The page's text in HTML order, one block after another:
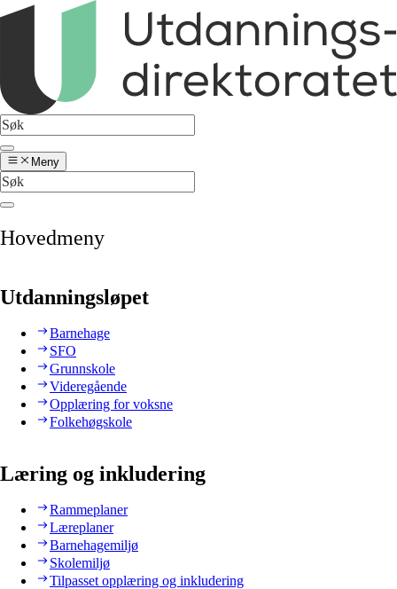
Meny
Hovedmeny
Utdanningsløpet
Barnehage
SFO
Grunnskole
Videregående
Opplæring for voksne
Folkehøgskole
Læring og inkludering
Rammeplaner
Læreplaner
Barnehagemiljø
Skolemiljø
Tilpasset opplæring og inkludering